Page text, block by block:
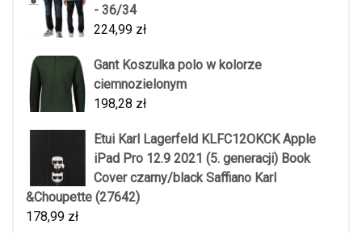
- 36/34
224,99 zł
Gant Koszulka polo w kolorze
ciemnozielonym
198,28 zł
Etui Karl Lagerfeld KLFC12OKCK Apple
iPad Pro 12.9 2021 (5. generacji) Book
Cover czarny/black Saffiano Karl
&Choupette (27642)
178,99 zł